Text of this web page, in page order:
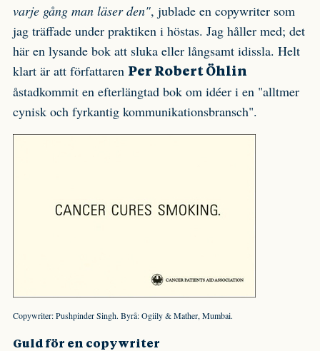
varje gång man läser den", jublade en copywriter som
jag träffade under praktiken i höstas. Jag håller med; det
här en lysande bok att sluka eller långsamt idissla. Helt
klart är att författaren Per Robert Öhlin
åstadkommit en efterlängtad bok om idéer i en "alltmer
cynisk och fyrkantig kommunikationsbransch".
Copywriter: Pushpinder Singh. Byrå: Ogiily & Mather, Mumbai.
Guld för en copywriter